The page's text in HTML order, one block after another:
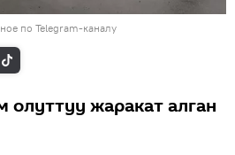
по Telegram-каналу
олуттуу жаракат алган